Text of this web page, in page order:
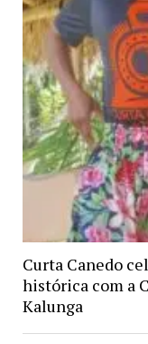
Curta Canedo
histórica com a
Kalunga